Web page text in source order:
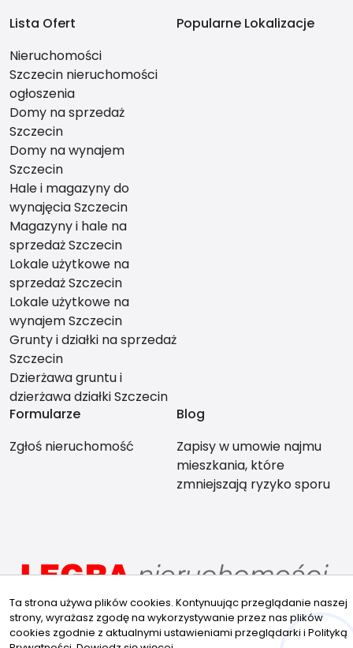
Lista Ofert
Nieruchomości
Szczecin nieruchomości
ogłoszenia
Domy na sprzedaż
Szczecin
Domy na wynajem
Szczecin
Hale i magazyny do
wynajęcia Szczecin
Magazyny i hale na
sprzedaż Szczecin
Lokale użytkowe na
sprzedaż Szczecin
Lokale użytkowe na
wynajem Szczecin
Grunty i działki na sprzedaż
Szczecin
Dzierżawa gruntu i
dzierżawa działki Szczecin
Popularne Lokalizacje
Formularze
Zgłoś nieruchomość
Blog
Zapisy w umowie najmu
mieszkania, które
zmniejszają ryzyko sporu
Dane firmy
Ta strona używa plików cookies. Kontynuując przeglądanie naszej
strony, wyrażasz zgodę na wykorzystywanie przez nas plików
cookies zgodnie z aktualnymi ustawieniami przeglądarki i Polityką